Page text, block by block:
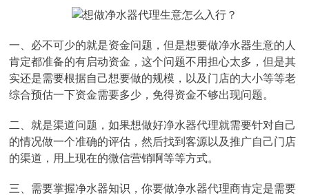
一、必不可少的就是资金问题，但是想要做净水器生意的人
肯定都准备的有启动资金，这个问题不用担心太多，但是其
实还是需要根据自己想要做的规模，以及门店的大小等等老
综合预估一下资金需要多少，免得资金不够出现问题。
二、就是渠道问题，如果想做好净水器代理就需要针对自己
的情况做一个准确的评估，然后找到客源以及推广自己门店
的渠道，用上现在的微信营销啊等等方式。
三、需要掌握净水器知识，你要做净水器代理商肯定是需要